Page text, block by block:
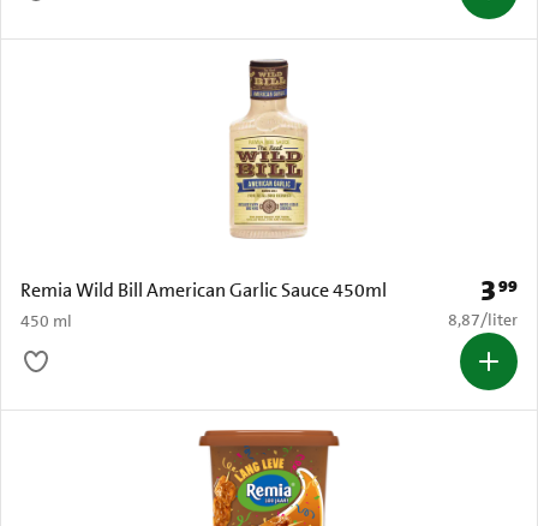
Remia Wild Bill American Garlic Sauce 450ml
450 ml
Prijs:
399
€ 8,87 per
8,87/liter